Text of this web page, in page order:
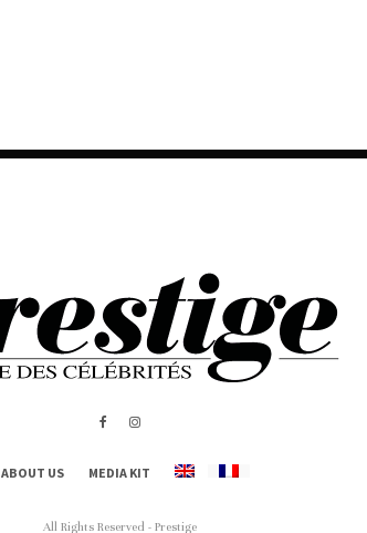
ABOUT US MEDIA KIT
All Rights Reserved - Prestige